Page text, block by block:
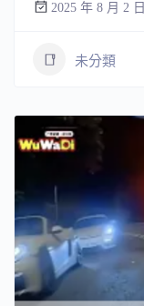
2025 年 8 月 2 日
未分類